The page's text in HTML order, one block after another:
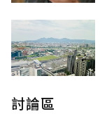
討論區